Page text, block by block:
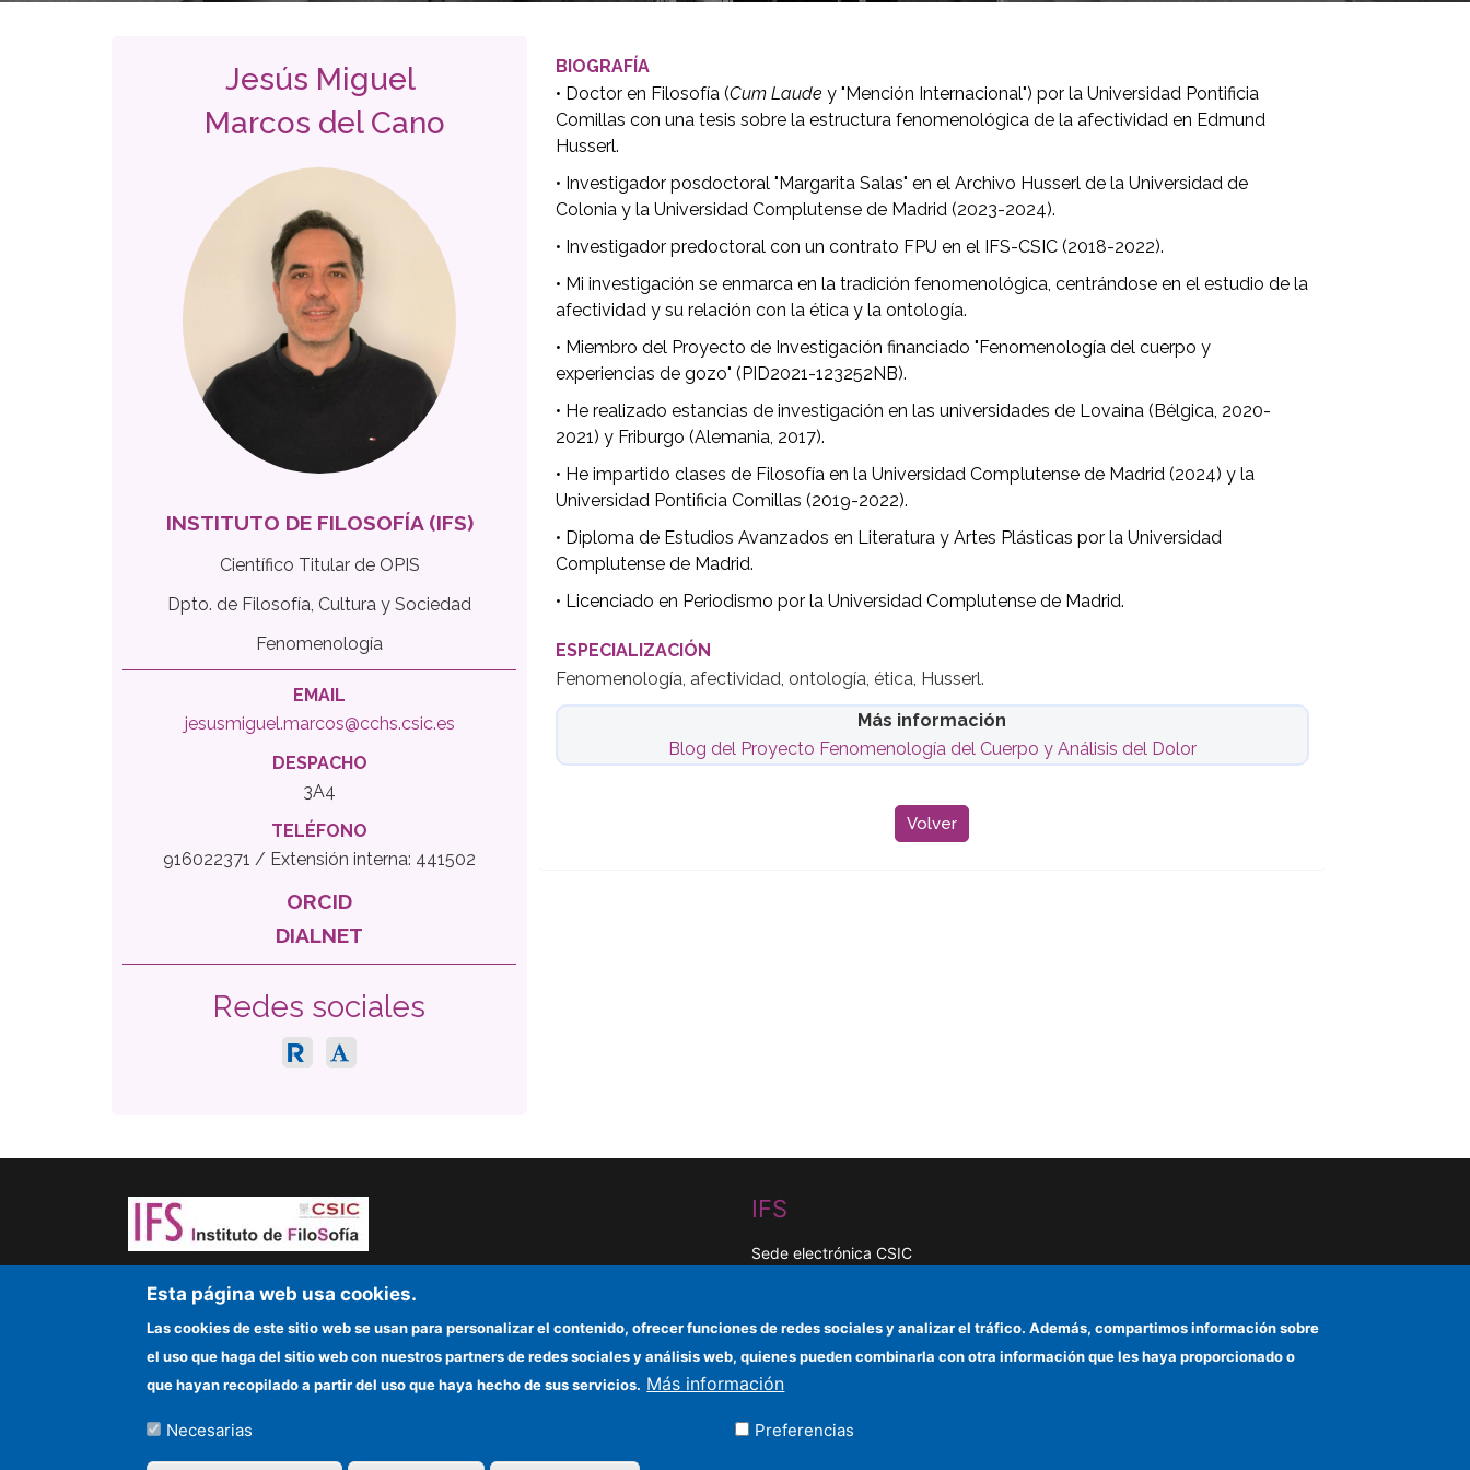
Jesús Miguel
Marcos del Cano
INSTITUTO DE FILOSOFÍA (IFS)
Científico Titular de OPIS
Dpto. de Filosofía, Cultura y Sociedad
Fenomenología
EMAIL
jesusmiguel.marcos@cchs.csic.es
DESPACHO
3A4
TELÉFONO
916022371 / Extensión interna: 441502
ORCID
DIALNET
Redes sociales
BIOGRAFÍA
• Doctor en Filosofía (Cum Laude y "Mención Internacional") por la Universidad Pontificia
Comillas con una tesis sobre la estructura fenomenológica de la afectividad en Edmund
Husserl.
• Investigador posdoctoral "Margarita Salas" en el Archivo Husserl de la Universidad de
Colonia y la Universidad Complutense de Madrid (2023-2024).
• Investigador predoctoral con un contrato FPU en el IFS-CSIC (2018-2022).
• Mi investigación se enmarca en la tradición fenomenológica, centrándose en el estudio de la
afectividad y su relación con la ética y la ontología.
• Miembro del Proyecto de Investigación financiado "Fenomenología del cuerpo y
experiencias de gozo" (PID2021-123252NB).
• He realizado estancias de investigación en las universidades de Lovaina (Bélgica, 2020-
2021) y Friburgo (Alemania, 2017).
• He impartido clases de Filosofía en la Universidad Complutense de Madrid (2024) y la
Universidad Pontificia Comillas (2019-2022).
• Diploma de Estudios Avanzados en Literatura y Artes Plásticas por la Universidad
Complutense de Madrid.
• Licenciado en Periodismo por la Universidad Complutense de Madrid.
ESPECIALIZACIÓN
Fenomenología, afectividad, ontología, ética, Husserl.
Más información
Blog del Proyecto Fenomenología del Cuerpo y Análisis del Dolor
Volver
IFS
Sede electrónica CSIC
Cómo llegar
Información para proveedores
Esta página web usa cookies.
Las cookies de este sitio web se usan para personalizar el contenido, ofrecer funciones de redes sociales y analizar el tráfico. Además, compartimos información sobre
el uso que haga del sitio web con nuestros partners de redes sociales y análisis web, quienes pueden combinarla con otra información que les haya proporcionado o
que hayan recopilado a partir del uso que haya hecho de sus servicios. Más información
Necesarias Preferencias